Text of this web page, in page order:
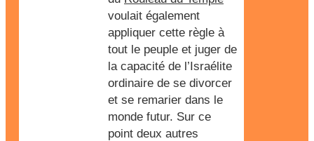
voulait également
appliquer cette règle à
tout le peuple et juger de
la capacité de l’Israélite
ordinaire de se divorcer
et se remarier dans le
monde futur. Sur ce
point deux autres